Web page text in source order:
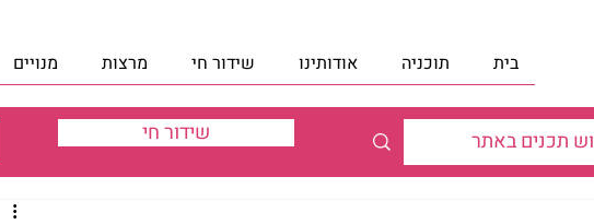
בית תוכניה אודותינו שידור חי מרצות מנויים
שידור חי